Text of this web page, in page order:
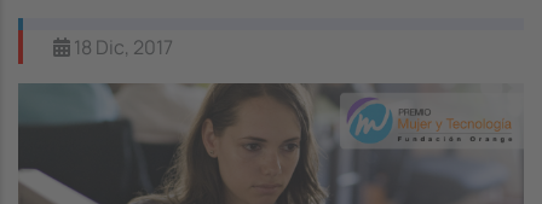
18 Dic, 2017